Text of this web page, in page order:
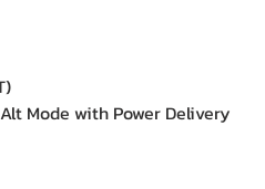
Mode with Power Delivery